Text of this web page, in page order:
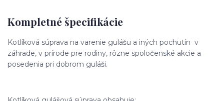
Kompletné špecifikácie
Kotlíková súprava na varenie gulášu a iných pochutín v
záhrade, v prírode pre rodiny, rôzne spoločenské akcie a
posedenia pri dobrom guláši.